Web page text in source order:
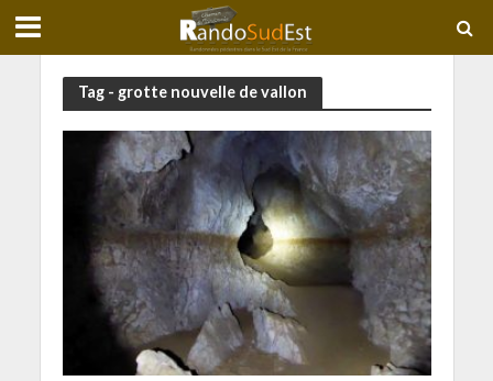
Tag - grotte nouvelle de vallon